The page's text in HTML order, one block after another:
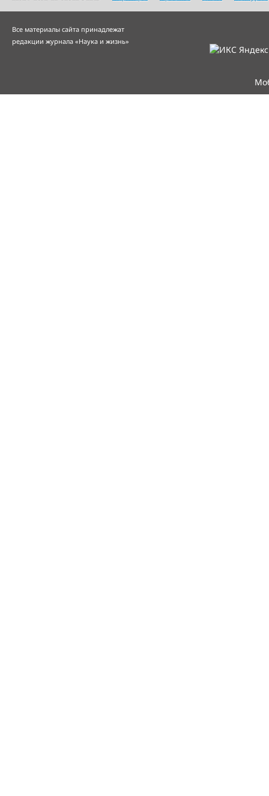
Все материалы сайта принадлежат
редакции журнала «Наука и жизнь»